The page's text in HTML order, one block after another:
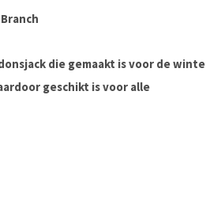
die gemaakt is voor de
geschikt is voor alle